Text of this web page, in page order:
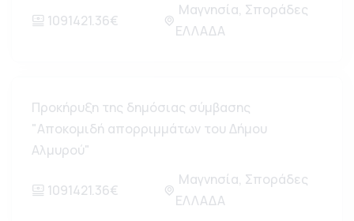
1091421.36€
Μαγνησία, Σποράδες
ΕΛΛΑΔΑ
Προκήρυξη της δημόσιας σύμβασης
"Αποκομιδή απορριμμάτων του Δήμου
Αλμυρού"
1091421.36€
Μαγνησία, Σποράδες
ΕΛΛΑΔΑ